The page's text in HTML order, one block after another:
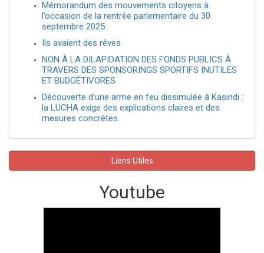
Mémorandum des mouvements citoyens à
l’occasion de la rentrée parlementaire du 30
septembre 2025
Ils avaient des rêves
NON À LA DILAPIDATION DES FONDS PUBLICS À
TRAVERS DES SPONSORINGS SPORTIFS INUTILES
ET BUDGÉTIVORES
Découverte d’une arme en feu dissimulée à Kasindi :
la LUCHA exige des explications claires et des
mesures concrètes.
Liens Utiles
Youtube